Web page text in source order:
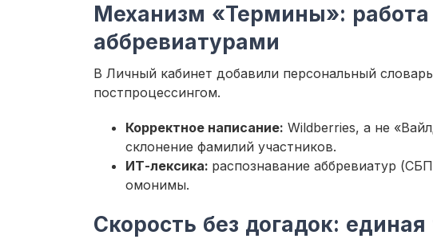
Механизм «Термины»:
аббревиатурами
В Личный кабинет добавили персональный
постпроцессингом.
Корректное написание: Wildberries, а не
склонение фамилий участников.
ИТ-лексика: распознавание аббревиатур
омонимы.
Скорость без догадок: